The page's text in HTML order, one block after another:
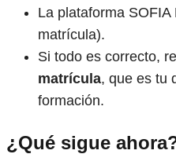
La plataforma
matrícula).
Si todo es correcto,
matrícula, que es tu
formación.
¿Qué sigue